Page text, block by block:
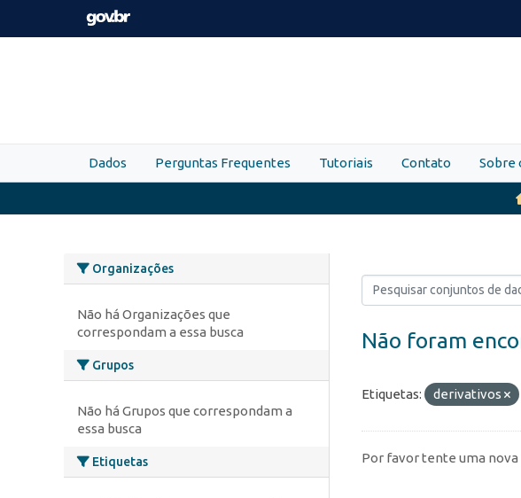
Skip to main content
Dados Perguntas Frequentes Tutoriais Contato Sobre
Organizações
Não há Organizações que
correspondam a essa busca
Grupos
Não há Grupos que correspondam a
essa busca
Etiquetas
Não foram
Etiquetas: derivativos
Por favor tente uma nova